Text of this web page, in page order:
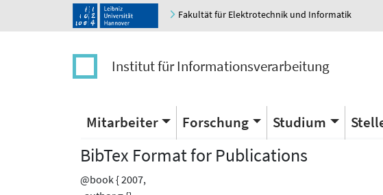
Fakultät für Elektrotechnik und Informatik
Institut für Informationsverarbeitung
Mitarbeiter Forschung Studium
BibTex Format for Publications
@book { 2007,